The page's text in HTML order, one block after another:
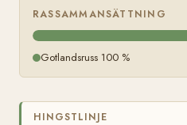
RASSAMMANSÄTTNING
Gotlandsruss 100 %
HINGSTLINJE